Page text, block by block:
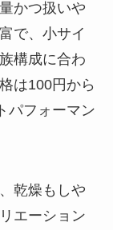
かつ扱いや
で、小サイ
構成に合わ
は100円から
パフォーマン
乾燥もしや
エーション